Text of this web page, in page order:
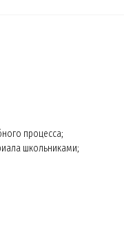
процесса;
школьниками;